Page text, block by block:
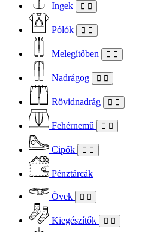
Ingek
Pólók
Melegítőben
Nadrágog
Rövidnadrág
Fehérnemű
Cipők
Pénztárcák
Övek
Kiegészítők